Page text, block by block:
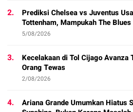
2.
Prediksi Chelsea vs Juventus
Tottenham, Mampukah The
5/08/2026
3.
Kecelakaan di Tol Cijago Avanza
Orang Tewas
2/08/2026
4.
Ariana Grande Umumkan Hiatus